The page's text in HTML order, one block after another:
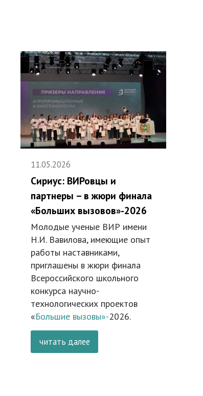
11.05.2026
Сириус: ВИРовцы и
партнеры – в жюри финала
«Больших вызовов»-2026
Молодые ученые ВИР имени
Н.И. Вавилова, имеющие опыт
работы наставниками,
приглашены в жюри финала
Всероссийского школьного
конкурса научно-
технологических проектов
«Большие вызовы»-2026.
читать далее